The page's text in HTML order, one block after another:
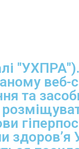
"УХПРА").
веб-
та
здоров’я